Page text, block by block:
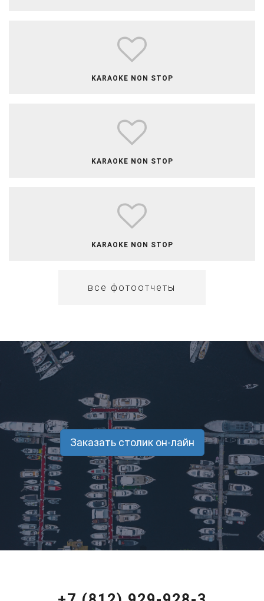
​​​​​​​​KARAOKE NON STOP
​​​​​​​​​KARAOKE NON STOP
​​KARAOKE NON STOP
все фотоотчеты
Заказать столик он-лайн